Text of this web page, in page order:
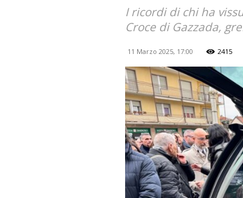
I ricordi di chi ha
Croce di Gazzada,
11 Marzo 2025, 17:00 2415